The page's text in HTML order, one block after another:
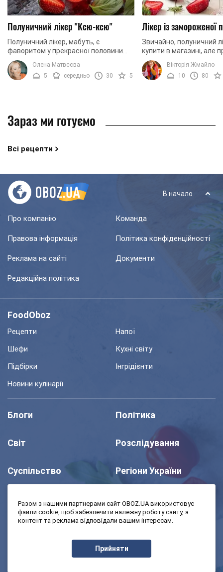
Полуничний лікер "Ксю-ксю"
Полуничний лікер, мабуть, є
фаворитом у прекрасної половини
людства. По-перше, полуниця, в
поєднанні з цукром, робить напій
дуже солодким. По-друге, ...
Олена Матвєєва
5
середньо 30 5
Лікер із замороженої
Звичайно, полуничний
купити в магазині, але
домашніх умовах –
натуральний і
майже не ...
Вікторія Жмайло
10
80
Зараз ми готуємо
Всі рецепти
В начало
Про компанію Команда
Правова інформація Політика конфіденційності
Реклама на сайті Документи
Редакційна політика
FoodOboz
Рецепти
Напої
Шефи
Кухні світу
Підбірки
Інгрідієнти
Новини кулінарії
Блоги Політика
Світ Розслідування
Суспільство Регіони України
Моя школа
Економіка
Разом з нашими партнерами сайт OBOZ.UA використовує
файли cookie, щоб забезпечити належну роботу сайту, а
контент та реклама відповідали вашим інтересам.
Прийняти